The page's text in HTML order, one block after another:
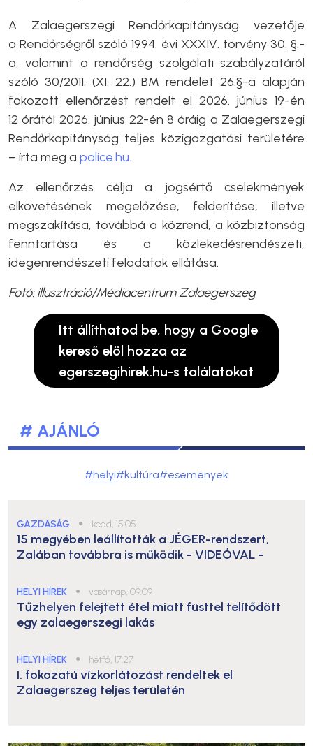
A Zalaegerszegi Rendőrkapitányság vezetője
a Rendőrségről szóló 1994. évi XXXIV. törvény 30. §.-
a, valamint a rendőrség szolgálati szabályzatáról
szóló 30/2011. (XI. 22.) BM rendelet 26.§-a alapján
fokozott ellenőrzést rendelt el 2026. június 19-én
12 órától 2026. június 22-én 8 óráig a Zalaegerszegi
Rendőrkapitányság teljes közigazgatási területére
– írta meg a police.hu.
Az ellenőrzés célja a jogsértő cselekmények
elkövetésének megelőzése, felderítése, illetve
megszakítása, továbbá a közrend, a közbiztonság
fenntartása és a közlekedésrendészeti,
idegenrendészeti feladatok ellátása.
Fotó: illusztráció/Médiacentrum Zalaegerszeg
Itt állíthatod be, hogy a Google
kereső elöl hozza az
egerszegihirek.hu-s találatokat
# AJÁNLÓ
#helyi#kultúra#események
GAZDASÁG ● kedd, 15:05
15 megyében leállították a JÉGER-rendszert,
Zalában továbbra is működik - VIDEÓVAL -
HELYI HÍREK ● vasárnap, 09:09
Tűzhelyen felejtett étel miatt füsttel telítődött
egy zalaegerszegi lakás
HELYI HÍREK ● hétfő, 17:27
I. fokozatú vízkorlátozást rendeltek el
Zalaegerszeg teljes területén